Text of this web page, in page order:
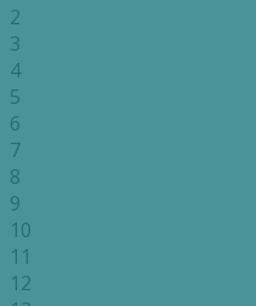
2
3
4
5
6
7
8
9
10
11
12